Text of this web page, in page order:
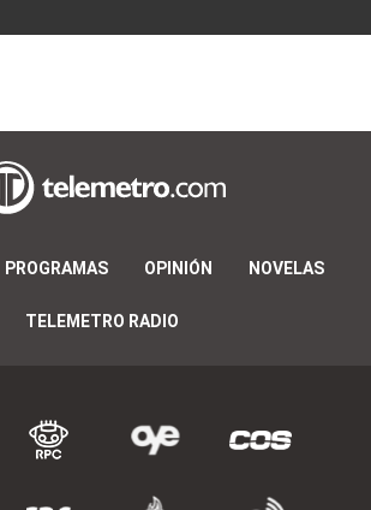
PROGRAMAS OPINIÓN NOVELAS
TELEMETRO RADIO